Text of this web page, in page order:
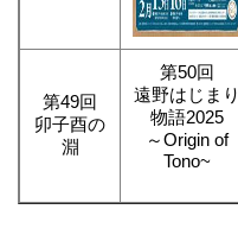
第49回
卯子酉の
淵
第50回
遠野はじまり
物語2025
～Origin of
Tono~